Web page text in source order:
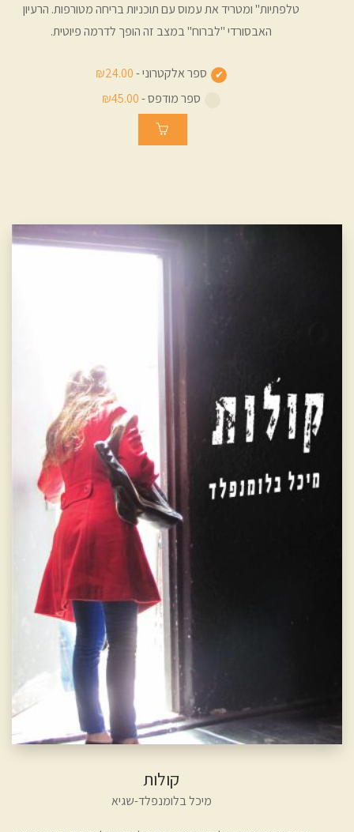
טלפתיות" ומטריד את עמוס עם תוכניות בריחה מטורפות. הרעיון
האבסורדי "לברוח" במצב זה הופך לדרמה פיוטית.
ספר אלקטרוני -₪24.00
ספר מודפס -₪45.00
קולות
מיכל בלומנפלד-שגיא